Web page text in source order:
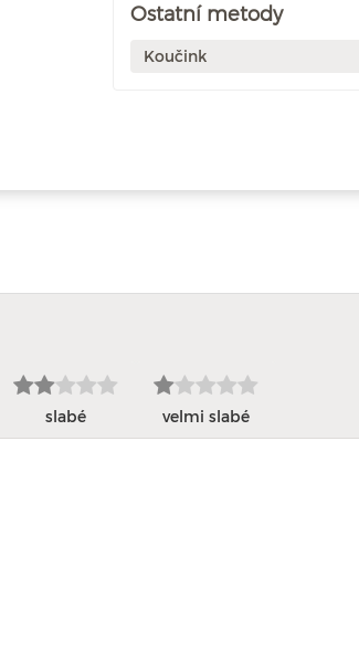
Ostatní metody
Koučink
slabé velmi slabé